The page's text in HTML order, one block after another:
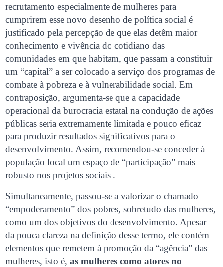
recrutamento especialmente de mulheres para
cumprirem esse novo desenho de política social é
justificado pela percepção de que elas detêm maior
conhecimento e vivência do cotidiano das
comunidades em que habitam, que passam a constituir
um “capital” a ser colocado a serviço dos programas de
combate à pobreza e à vulnerabilidade social. Em
contraposição, argumenta-se que a capacidade
operacional da burocracia estatal na condução de ações
públicas seria extremamente limitada e pouco eficaz
para produzir resultados significativos para o
desenvolvimento. Assim, recomendou-se conceder à
população local um espaço de “participação” mais
robusto nos projetos sociais .
Simultaneamente, passou-se a valorizar o chamado
“empoderamento” dos pobres, sobretudo das mulheres,
como um dos objetivos do desenvolvimento. Apesar
da pouca clareza na definição desse termo, ele contém
elementos que remetem à promoção da “agência” das
mulheres, isto é,as mulheres como atores no